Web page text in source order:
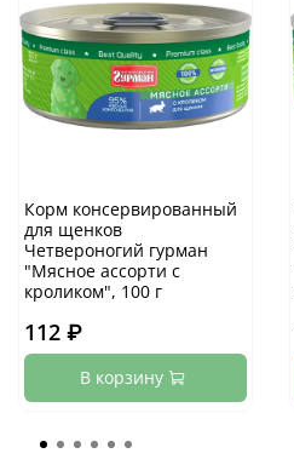
Корм консервированный
для щенков
Четвероногий гурман
"Мясное ассорти с
кроликом", 100 г
112 ₽
В корзину